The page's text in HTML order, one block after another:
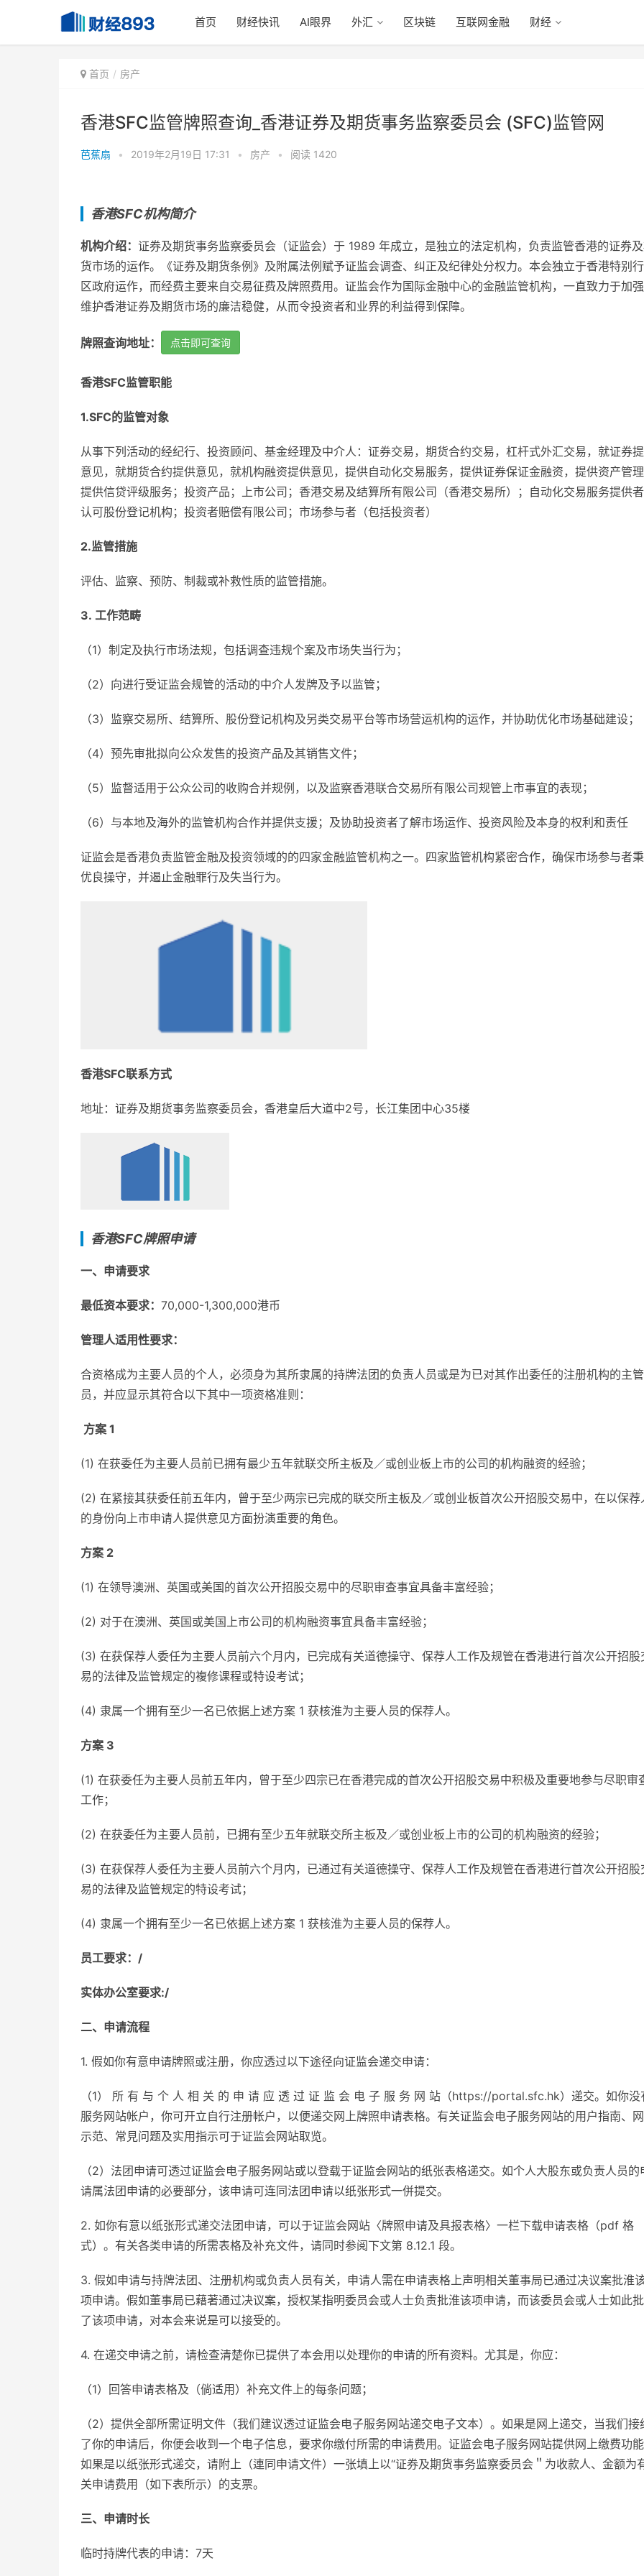
首页 财经快讯 AI眼界 外汇 区块链 互联网金融 财经
首页 房产
香港SFC监管牌照查询_香港证券及期货事务监察委员会 (SFC)监管网
芭蕉扇 • 2019年2月19日 17:31 • 房产 • 阅读 1420
香港SFC机构简介
机构介绍： 证券及期货事务监察委员会（证监会）于 1989 年成立，是独立的法定机构，负责监管香港的证券
货市场的运作。《证券及期货条例》及附属法例赋予证监会调查、纠正及纪律处分权力。本会独立于香港特别
区政府运作，而经费主要来自交易征费及牌照费用。证监会作为国际金融中心的金融监管机构，一直致力于加
维护香港证券及期货市场的廉洁稳健，从而令投资者和业界的利益得到保障。
牌照查询地址： 点击即可查询
香港SFC监管职能
1.SFC的监管对象
从事下列活动的经纪行、投资顾问、基金经理及中介人：证券交易，期货合约交易，杠杆式外汇交易，就证券
意见，就期货合约提供意见，就机构融资提供意见，提供自动化交易服务，提供证券保证金融资，提供资产管
提供信贷评级服务；投资产品；上市公司；香港交易及结算所有限公司（香港交易所）；自动化交易服务提供
认可股份登记机构；投资者赔偿有限公司；市场参与者（包括投资者）
2.监管措施
评估、监察、预防、制裁或补救性质的监管措施。
3. 工作范畴
（1）制定及执行市场法规，包括调查违规个案及市场失当行为；
（2）向进行受证监会规管的活动的中介人发牌及予以监管；
（3）监察交易所、结算所、股份登记机构及另类交易平台等市场营运机构的运作，并协助优化市场基础建设；
（4）预先审批拟向公众发售的投资产品及其销售文件；
（5）监督适用于公众公司的收购合并规例，以及监察香港联合交易所有限公司规管上市事宜的表现；
（6）与本地及海外的监管机构合作并提供支援；及协助投资者了解市场运作、投资风险及本身的权利和责任
证监会是香港负责监管金融及投资领域的的四家金融监管机构之一。四家监管机构紧密合作，确保市场参与者
优良操守，并遏止金融罪行及失当行为。
香港SFC联系方式
地址：证券及期货事务监察委员会，香港皇后大道中2号，长江集团中心35楼
香港SFC牌照申请
一、申请要求
最低资本要求： 70,000-1,300,000港币
管理人适用性要求：
合资格成为主要人员的个人，必须身为其所隶属的持牌法团的负责人员或是为已对其作出委任的注册机构的主
员，并应显示其符合以下其中一项资格准则：
方案 1
(1) 在获委任为主要人员前已拥有最少五年就联交所主板及／或创业板上市的公司的机构融资的经验；
(2) 在紧接其获委任前五年内，曾于至少两宗已完成的联交所主板及／或创业板首次公开招股交易中，在以保荐
的身份向上市申请人提供意见方面扮演重要的角色。
方案 2
(1) 在领导澳洲、英国或美国的首次公开招股交易中的尽职审查事宜具备丰富经验；
(2) 对于在澳洲、英国或美国上市公司的机构融资事宜具备丰富经验；
(3) 在获保荐人委任为主要人员前六个月内，已完成有关道德操守、保荐人工作及规管在香港进行首次公开招股
易的法律及监管规定的複修课程或特设考试；
(4) 隶属一个拥有至少一名已依据上述方案 1 获核淮为主要人员的保荐人。
方案 3
(1) 在获委任为主要人员前五年内，曾于至少四宗已在香港完成的首次公开招股交易中积极及重要地参与尽职审
工作；
(2) 在获委任为主要人员前，已拥有至少五年就联交所主板及／或创业板上市的公司的机构融资的经验；
(3) 在获保荐人委任为主要人员前六个月内，已通过有关道德操守、保荐人工作及规管在香港进行首次公开招股
易的法律及监管规定的特设考试；
(4) 隶属一个拥有至少一名已依据上述方案 1 获核淮为主要人员的保荐人。
员工要求：/
实体办公室要求:/
二、申请流程
1. 假如你有意申请牌照或注册，你应透过以下途径向证监会递交申请：
（1） 所 有 与 个 人 相 关 的 申 请 应 透 过 证 监 会 电 子 服 务 网 站（https://portal.sfc.hk）递交。如你没
服务网站帐户，你可开立自行注册帐户，以便递交网上牌照申请表格。有关证监会电子服务网站的用户指南、
示范、常見问题及实用指示可于证监会网站取览。
（2）法团申请可透过证监会电子服务网站或以登载于证监会网站的纸张表格递交。如个人大股东或负责人员的
请属法团申请的必要部分，该申请可连同法团申请以纸张形式一併提交。
2. 如你有意以纸张形式递交法团申请，可以于证监会网站〈牌照申请及具报表格〉一栏下载申请表格（pdf 格
式）。有关各类申请的所需表格及补充文件，请同时参阅下文第 8.12.1 段。
3. 假如申请与持牌法团、注册机构或负责人员有关，申请人需在申请表格上声明相关董事局已通过决议案批淮
项申请。假如董事局已藉著通过决议案，授权某指明委员会或人士负责批淮该项申请，而该委员会或人士如此
了该项申请，对本会来说是可以接受的。
4. 在递交申请之前，请检查清楚你已提供了本会用以处理你的申请的所有资料。尤其是，你应：
（1）回答申请表格及（倘适用）补充文件上的每条问题；
（2）提供全部所需证明文件（我们建议透过证监会电子服务网站递交电子文本）。如果是网上递交，当我们接
了你的申请后，你便会收到一个电子信息，要求你缴付所需的申请费用。证监会电子服务网站提供网上缴费功
如果是以纸张形式递交，请附上（連同申请文件）一张填上以“证券及期货事务监察委员会＂为收款人、金额为
关申请费用（如下表所示）的支票。
三、申请时长
临时持牌代表的申请：7天